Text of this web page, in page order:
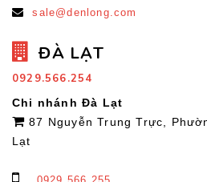
sale@denlong.com
ĐÀ LẠT
0929.566.254
Chi nhánh Đà Lạt
87 Nguyễn Trung Trực,
Lạt